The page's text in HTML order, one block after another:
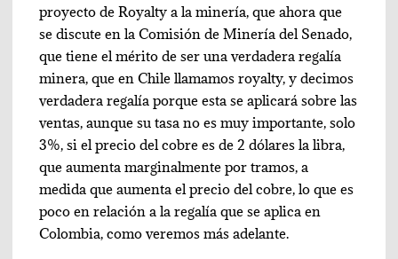
proyecto de Royalty a la minería, que ahora que
se discute en la Comisión de Minería del Senado,
que tiene el mérito de ser una verdadera regalía
minera, que en Chile llamamos royalty, y decimos
verdadera regalía porque esta se aplicará sobre las
ventas, aunque su tasa no es muy importante, solo
3%, si el precio del cobre es de 2 dólares la libra,
que aumenta marginalmente por tramos, a
medida que aumenta el precio del cobre, lo que es
poco en relación a la regalía que se aplica en
Colombia, como veremos más adelante.